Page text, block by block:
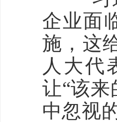
企业面
施，这
人大代
让“该
中忽视